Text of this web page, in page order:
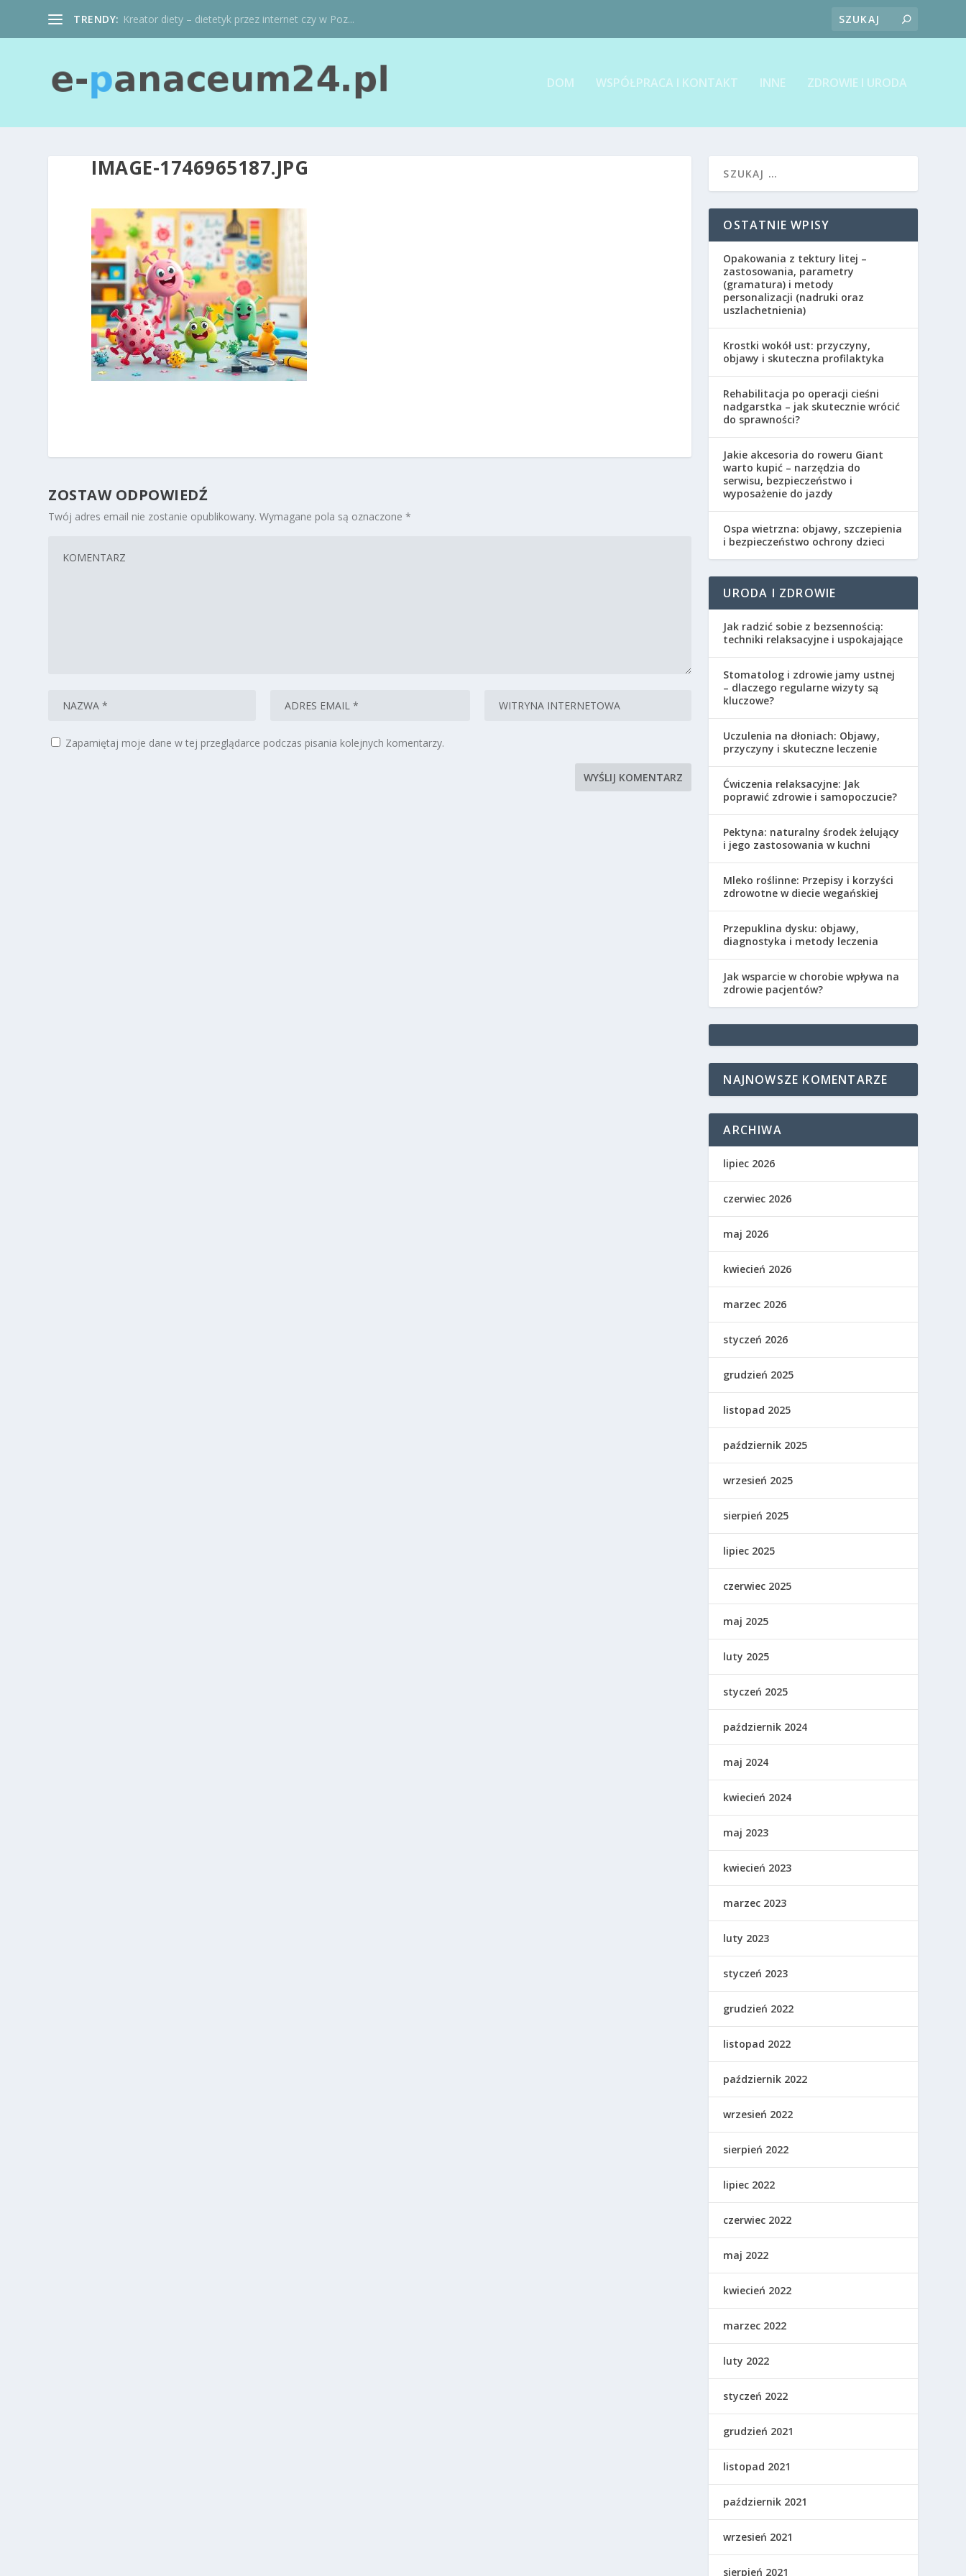
TRENDY: Kreator diety – dietetyk przez internet czy w Poz...
DOM WSPÓŁPRACA I KONTAKT INNE ZDROWIE I URODA
IMAGE-1746965187.JPG
ZOSTAW ODPOWIEDŹ
Twój adres email nie zostanie opublikowany. Wymagane pola są oznaczone*
Zapamiętaj moje dane w tej przeglądarce podczas pisania kolejnych komentarzy.
OSTATNIE WPISY
Opakowania z tektury litej –
zastosowania, parametry
(gramatura) i metody
personalizacji (nadruki oraz
uszlachetnienia)
Krostki wokół ust: przyczyny,
objawy i skuteczna profilaktyka
Rehabilitacja po operacji cieśni
nadgarstka – jak skutecznie wrócić
do sprawności?
Jakie akcesoria do roweru Giant
warto kupić – narzędzia do
serwisu, bezpieczeństwo i
wyposażenie do jazdy
Ospa wietrzna: objawy, szczepienia
i bezpieczeństwo ochrony dzieci
URODA I ZDROWIE
Jak radzić sobie z bezsennością:
techniki relaksacyjne i uspokajające
Stomatolog i zdrowie jamy ustnej
– dlaczego regularne wizyty są
kluczowe?
Uczulenia na dłoniach: Objawy,
przyczyny i skuteczne leczenie
Ćwiczenia relaksacyjne: Jak
poprawić zdrowie i samopoczucie?
Pektyna: naturalny środek żelujący
i jego zastosowania w kuchni
Mleko roślinne: Przepisy i korzyści
zdrowotne w diecie wegańskiej
Przepuklina dysku: objawy,
diagnostyka i metody leczenia
Jak wsparcie w chorobie wpływa na
zdrowie pacjentów?
NAJNOWSZE KOMENTARZE
ARCHIWA
lipiec 2026
czerwiec 2026
maj 2026
kwiecień 2026
marzec 2026
styczeń 2026
grudzień 2025
listopad 2025
październik 2025
wrzesień 2025
sierpień 2025
lipiec 2025
czerwiec 2025
maj 2025
luty 2025
styczeń 2025
październik 2024
maj 2024
kwiecień 2024
maj 2023
kwiecień 2023
marzec 2023
luty 2023
styczeń 2023
grudzień 2022
listopad 2022
październik 2022
wrzesień 2022
sierpień 2022
lipiec 2022
czerwiec 2022
maj 2022
kwiecień 2022
marzec 2022
luty 2022
styczeń 2022
grudzień 2021
listopad 2021
październik 2021
wrzesień 2021
sierpień 2021